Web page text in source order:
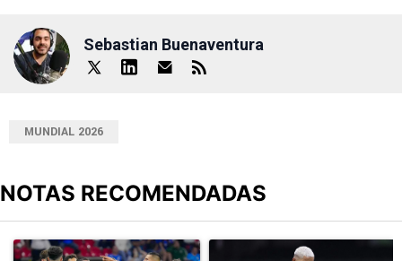
Sebastian Buenaventura
MUNDIAL 2026
NOTAS RECOMENDADAS
Un artículo de tendencia con el título "Cruz Azul 2-3 Atlante:
Un artículo de tendencia con